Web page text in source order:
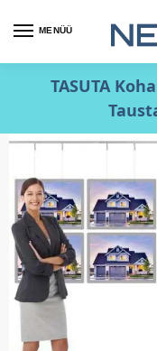
MENÜÜ
TASUTA